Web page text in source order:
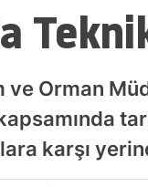
ve Orman
karşı